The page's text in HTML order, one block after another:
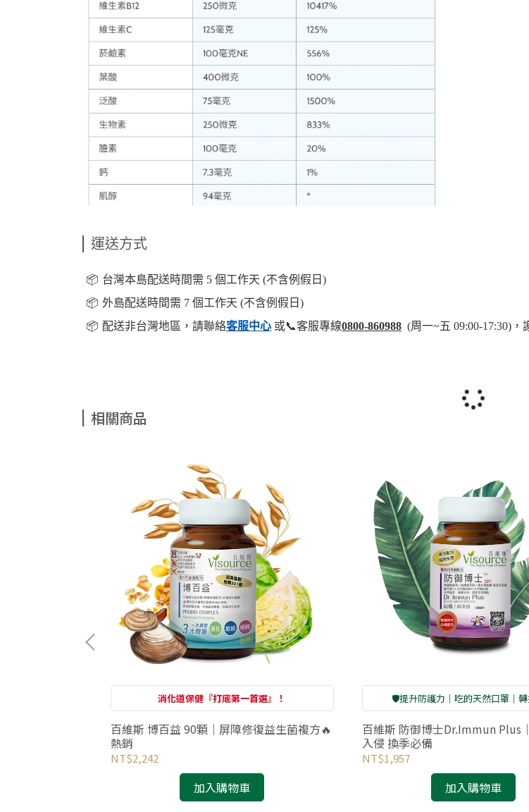
運送方式
📦️ 台灣本島配送時間需 5 個工作天 (不含例假日)
📦️ 外島配送時間需 7 個工作天 (不含例假日)
📦️ 配送非台灣地區，請聯絡客服中心 或📞客服專線0800-860988 (周一~五 09:00-17:30)，
相關商品
消化道保健『打底第一首選』！
百維斯 博百益 90顆｜屏障修復益生菌複方🔥
熱銷
NT$2,242
加入購物車
🛡️提升防護力｜吃的天然口罩｜
百維斯 防御博士Dr.Immun Plus
入侵 換季必備
NT$1,957
加入購物車